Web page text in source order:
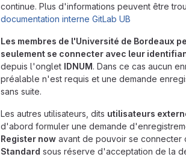
continue. Plus d'informations peuvent être
documentation interne GitLab UB
Les membres de l'Université de Bordeaux
seulement se connecter avec leur
depuis l'onglet IDNUM. Dans ce cas aucun
préalable n'est requis et une demande
sans suite.
Les autres utilisateurs, dits utilisateurs
d'abord formuler une demande
Register now avant de pouvoir se
Standard sous réserve d'acceptation de la